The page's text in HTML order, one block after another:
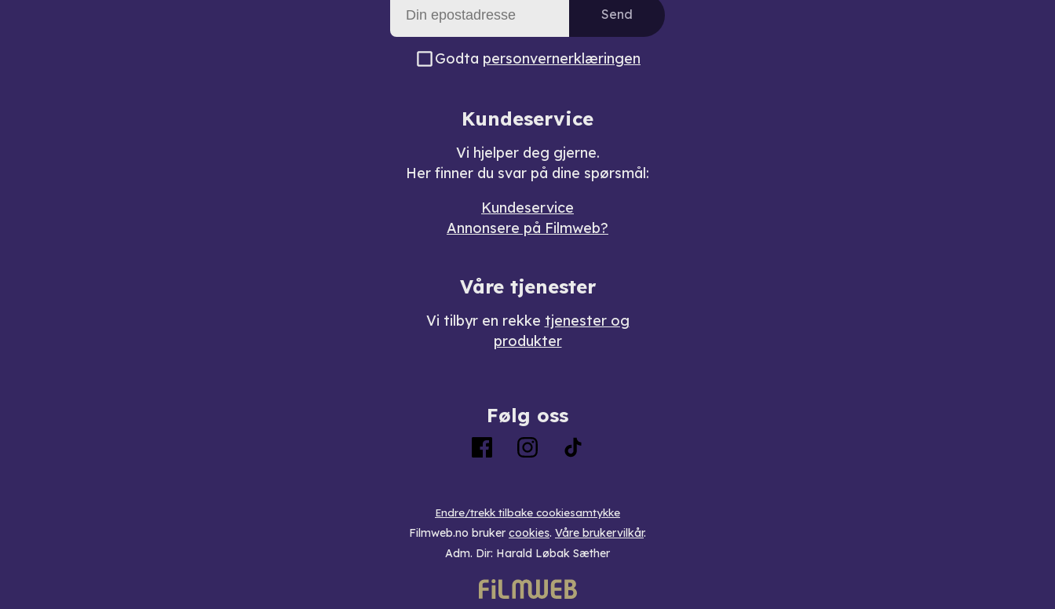
Send
Godta personvernerklæringen
Kundeservice
Vi hjelper deg gjerne.
Her finner du svar på dine spørsmål:
Kundeservice
Annonsere på Filmweb?
Våre tjenester
Vi tilbyr en rekke tjenester og
produkter
Følg oss
Endre/trekk tilbake cookiesamtykke
Filmweb.no bruker cookies. Våre brukervilkår.
Adm. Dir: Harald Løbak Sæther